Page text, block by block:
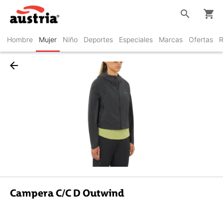
Hombre Mujer Niño Deportes Especiales Marcas Ofertas
search shopping_cart
arrow_back
Campera C/C D Outwind